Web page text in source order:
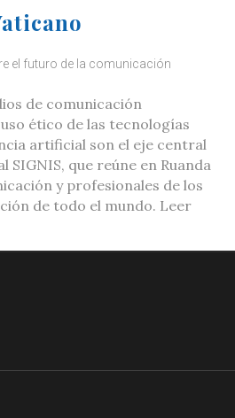
el futuro de la comunicación
de comunicación
ético de las tecnologías
artificial son el eje central
SIGNIS, que reúne en Ruanda
y profesionales de los
de todo el mundo. Leer